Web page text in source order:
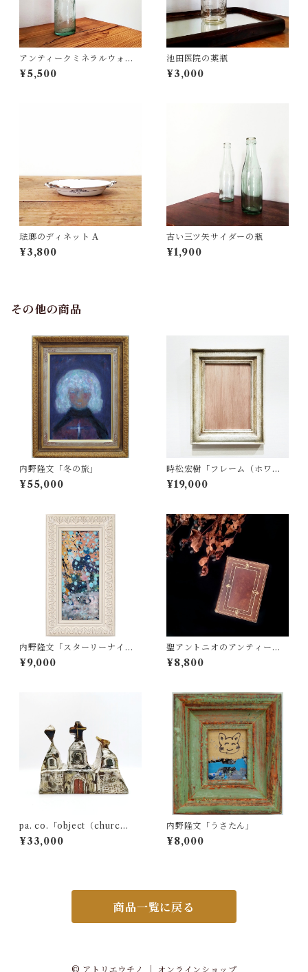
アンティークミネラルウォー
ターボトル
¥5,500
池田医院の薬瓶
¥3,000
琺瑯のディネット A
¥3,800
古い三ツ矢サイダーの瓶
¥1,900
その他の商品
内野隆文「冬の旅」
¥55,000
時松宏樹「フレーム（ホワイ
ト・A5サイズ）」
¥19,000
内野隆文「スターリーナイ
ト」
¥9,000
聖アントニオのアンティーク
祈祷書
¥8,800
pa. co.「object（churc
h）」
¥33,000
内野隆文「うさたん」
¥8,000
商品一覧に戻る
© アトリエウチノ ｜ オンラインショップ